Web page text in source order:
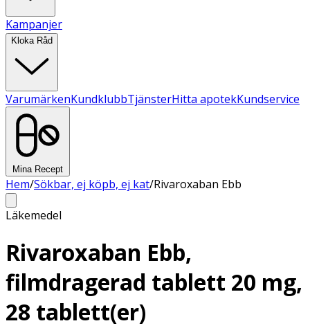
Kampanjer
Kloka Råd
VarumärkenKundklubbTjänsterHitta apotekKundservice
Mina Recept
Hem/Sökbar, ej köpb, ej kat/Rivaroxaban Ebb
Läkemedel
Rivaroxaban Ebb,
filmdragerad tablett 20 mg,
28 tablett(er)